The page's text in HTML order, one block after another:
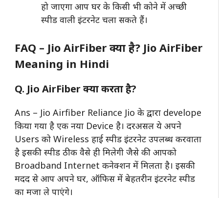
हो जाएगा आप घर के किसी भी कोने में अच्छी
स्पीड वाली इंटरनेट चला सकते हैं।
FAQ – Jio AirFiber क्या है? Jio AirFiber
Meaning in Hindi
Q. Jio AirFiber क्या करता है?
Ans – Jio Airfiber Reliance Jio के द्वारा develope
किया गया है एक नया Device है। दरअसल ये अपने
Users को Wireless हाई स्पीड इंटरनेट उपलब्ध करवाता
है इसकी स्पीड ठीक वैसे ही मिलेगी जैसे की आपको
Broadband Internet कनेक्शन में मिलता है। इसकी
मदद से आप अपने घर, ऑफिस में बेहतरीन इंटरनेट स्पीड
का मजा ले पाएंगे।